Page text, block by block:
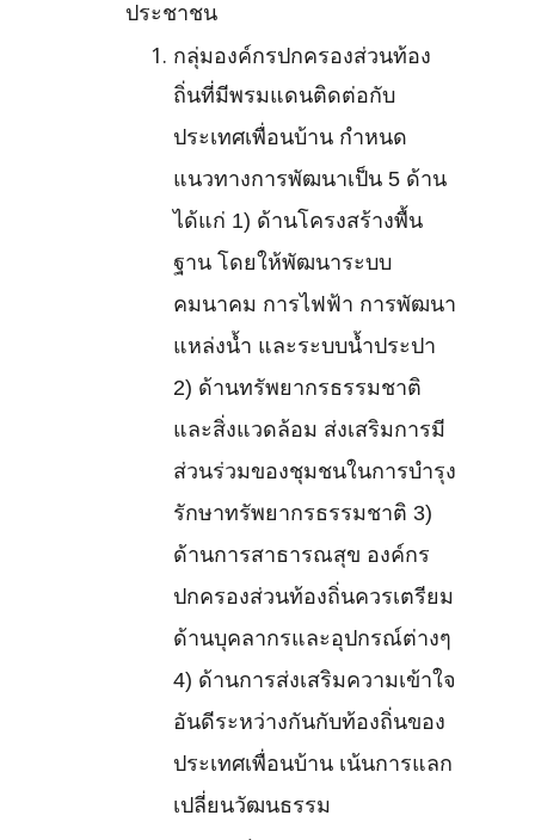
ประชาชน
กลุ่มองค์กรปกครองส่วนท้อง
ถิ่นที่มีพรมแดนติดต่อกับ
ประเทศเพื่อนบ้าน กำหนด
แนวทางการพัฒนาเป็น 5 ด้าน
ได้แก่ 1) ด้านโครงสร้างพื้น
ฐาน โดยให้พัฒนาระบบ
คมนาคม การไฟฟ้า การพัฒนา
แหล่งน้ำ และระบบน้ำประปา
2) ด้านทรัพยากรธรรมชาติ
และสิ่งแวดล้อม ส่งเสริมการมี
ส่วนร่วมของชุมชนในการบำรุง
รักษาทรัพยากรธรรมชาติ 3)
ด้านการสาธารณสุข องค์กร
ปกครองส่วนท้องถิ่นควรเตรียม
ด้านบุคลากรและอุปกรณ์ต่างๆ
4) ด้านการส่งเสริมความเข้าใจ
อันดีระหว่างกันกับท้องถิ่นของ
ประเทศเพื่อนบ้าน เน้นการแลก
เปลี่ยนวัฒนธรรม